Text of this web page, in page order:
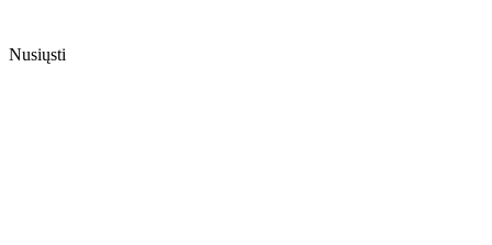
Nusiųsti